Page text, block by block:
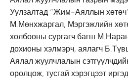
Уулзалтад “Жим-Аяллын хөтөч”
М.Мөнхжаргал, Мэргэжлийн
холбооны сургагч багш
дохионы хэлмэрч, аялагч
Аялал жуулчлалын
оролцож, тусгай хэрэгцээт